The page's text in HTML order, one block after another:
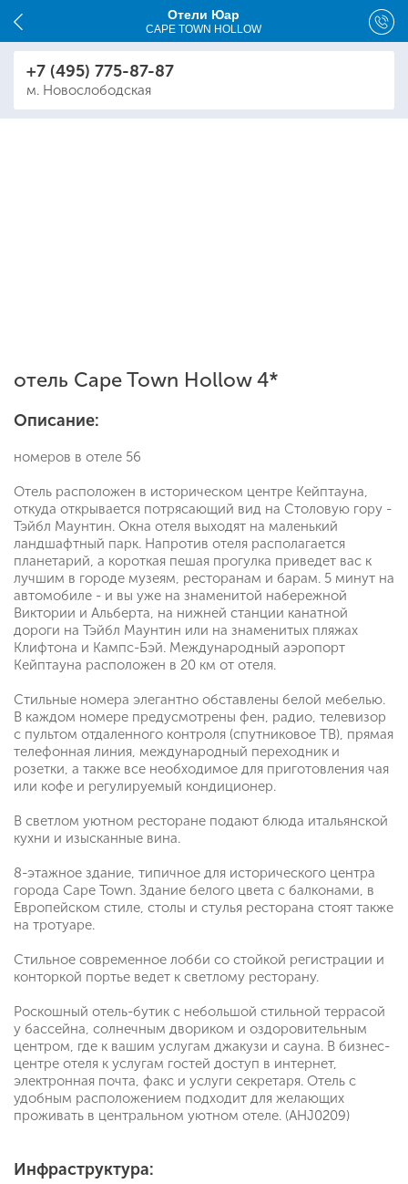
Отели Юар
CAPE TOWN HOLLOW
+7 (495) 775-87-87
м. Новослободская
отель Cape Town Hollow 4*
Описание:
номеров в отеле 56
Отель расположен в историческом центре Кейптауна,
откуда открывается потрясающий вид на Столовую гору -
Тэйбл Маунтин. Окна отеля выходят на маленький
ландшафтный парк. Напротив отеля располагается
планетарий, а короткая пешая прогулка приведет вас к
лучшим в городе музеям, ресторанам и барам. 5 минут на
автомобиле - и вы уже на знаменитой набережной
Виктории и Альберта, на нижней станции канатной
дороги на Тэйбл Маунтин или на знаменитых пляжах
Клифтона и Кампс-Бэй. Международный аэропорт
Кейптауна расположен в 20 км от отеля.
Стильные номера элегантно обставлены белой мебелью.
В каждом номере предусмотрены фен, радио, телевизор
с пультом отдаленного контроля (спутниковое ТВ), прямая
телефонная линия, международный переходник и
розетки, а также все необходимое для приготовления чая
или кофе и регулируемый кондиционер.
В светлом уютном ресторане подают блюда итальянской
кухни и изысканные вина.
8-этажное здание, типичное для исторического центра
города Cape Town. Здание белого цвета с балконами, в
Европейском стиле, столы и стулья ресторана стоят также
на тротуаре.
Стильное современное лобби со стойкой регистрации и
конторкой портье ведет к светлому ресторану.
Роскошный отель-бутик с небольшой стильной террасой
у бассейна, солнечным двориком и оздоровительным
центром, где к вашим услугам джакузи и сауна. В бизнес-
центре отеля к услугам гостей доступ в интернет,
электронная почта, факс и услуги секретаря. Отель с
удобным расположением подходит для желающих
проживать в центральном уютном отеле. (AHJ0209)
Инфраструктура: